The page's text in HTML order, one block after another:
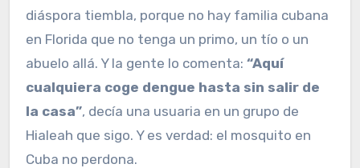
diáspora tiembla, porque no hay familia cubana
en Florida que no tenga un primo, un tío o un
abuelo allá. Y la gente lo comenta: “Aquí
cualquiera coge dengue hasta sin salir de
la casa”, decía una usuaria en un grupo de
Hialeah que sigo. Y es verdad: el mosquito en
Cuba no perdona.